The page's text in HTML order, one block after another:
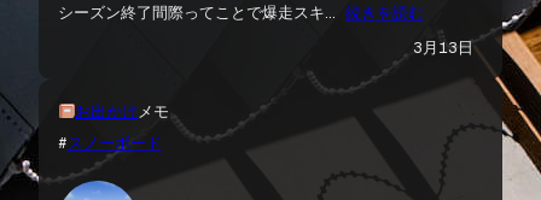
シーズン終了間際ってことで爆走スキ… 続きを読む
3月13日
お出かけ メモ
# スノーボード